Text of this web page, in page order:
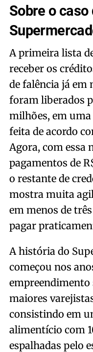
Sobre o
A primeira lista
receber os
de falência já em
foram liberados
milhões, em uma
feita de acordo
Agora, com essa
pagamentos de
o restante de
mostra muita
em menos de
pagar
A história do
começou nos
maiores
consistindo em
alimentício com
espalhadas pelo